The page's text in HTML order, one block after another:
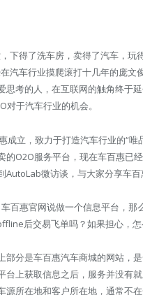
下得了洗车房，卖得了汽车，玩
汽车行业摸爬滚打十几年的庞文
思考的人，在互联网的触角终于
对于汽车行业的机会。
成立，致力于打造汽车行业的“唯
的O2O服务平台，现在车百惠已经
AutoLab微访谈，与大家分享车百
车百惠官网说做一个信息平台，那
后交易飞单吗？如果担心，怎
部分是车百惠汽车商城的网站，
台上获取信息之后，服务并没有
源所在地和客户所在地，通常不